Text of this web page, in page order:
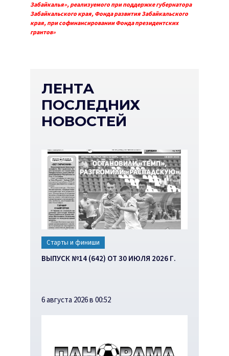
Забайкалья», реализуемого при поддержке губернатора
Забайкальского края, Фонда развития Забайкальского
края, при софинансировании Фонда президентских
грантов»
ЛЕНТА
ПОСЛЕДНИХ
НОВОСТЕЙ
Старты и финиши
ВЫПУСК №14 (642) ОТ 30 ИЮЛЯ 2026 Г.
6 августа 2026 в 00:52